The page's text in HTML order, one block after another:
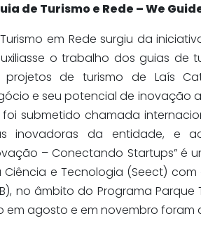
de Turismo e Rede – We
em Rede surgiu da
o trabalho dos guias de
projetos de turismo de Laís
e seu potencial de inovação
foi submetido chamada
inovadoras da entidade, e
– Conectando Startups” é
e Tecnologia (Seect)
no âmbito do Programa
em agosto e em novembro foram